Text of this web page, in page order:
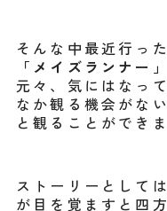
そんな中最近行っ
「メイズランナー」
元々、気にはなっ
なか観る機会がな
と観ることができま
ストーリーとして
が目を覚ますと四